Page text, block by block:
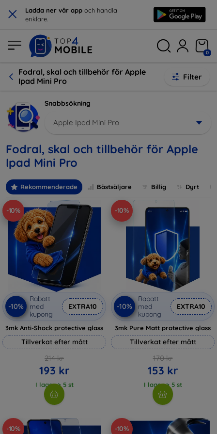
× Ladda ner vår app och handla
enklare.
0
Fodral, skal och tillbehör för Apple
Ipad Mini Pro
Filter
Snabbsökning
Apple Ipad Mini Pro
Fodral, skal och tillbehör för Apple
Ipad Mini Pro
Rekommenderade Bästsäljare Billig Dyrt
-10%
-10%
Rabatt
med
kupong
EXTRA10
3mk Anti-Shock protective glass
Tillverkat efter mått
214 kr
193 kr
I lager > 5 st
-10%
-10%
Rabatt
med
kupong
EXTRA10
3mk Pure Matt protective glass
Tillverkat efter mått
170 kr
153 kr
I lager > 5 st
-10% -10%